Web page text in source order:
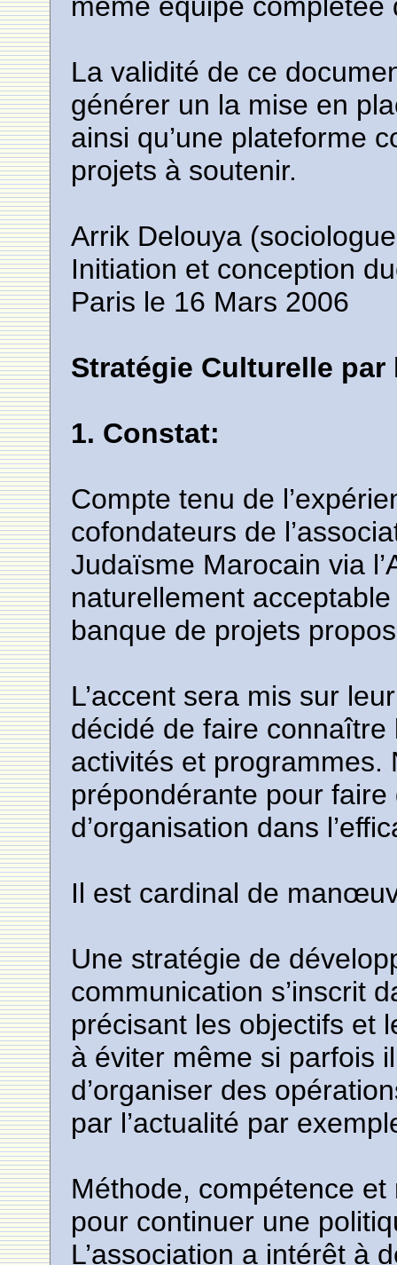
La validité de ce
générer un la mise en
ainsi qu’une plateforme
projets à soutenir.
Arrik Delouya
Initiation et conception
Paris le 16 Mars 2006
Stratégie Culturelle
1. Constat:
Compte tenu de
cofondateurs de
Judaïsme Marocain via
naturellement
banque de projets
L’accent sera mis sur
décidé de faire
activités et programmes.
prépondérante pour
d’organisation dans
Il est cardinal de
Une stratégie de
communication s’inscrit
précisant les objectifs et
à éviter même si parfois
d’organiser des
par l’actualité par
Méthode, compétence
pour continuer une
L’association a intérêt à